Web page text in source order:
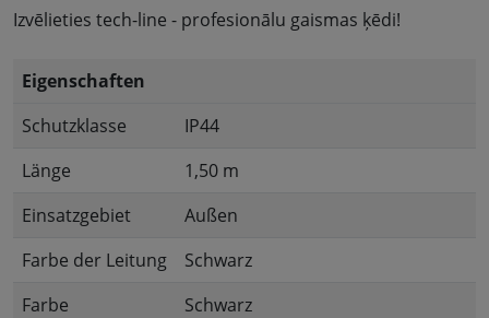
Izvēlieties tech-line - profesionālu gaismas ķēdi!
Eigenschaften
Schutzklasse
IP44
Länge
1,50 m
Einsatzgebiet
Außen
Farbe der Leitung
Schwarz
Farbe
Schwarz